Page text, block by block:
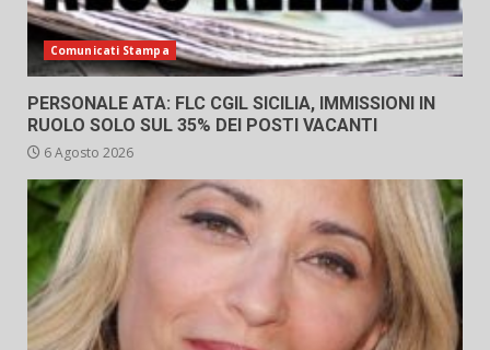
Comunicati Stampa
PERSONALE ATA: FLC CGIL SICILIA, IMMISSIONI IN
RUOLO SOLO SUL 35% DEI POSTI VACANTI
6 Agosto 2026